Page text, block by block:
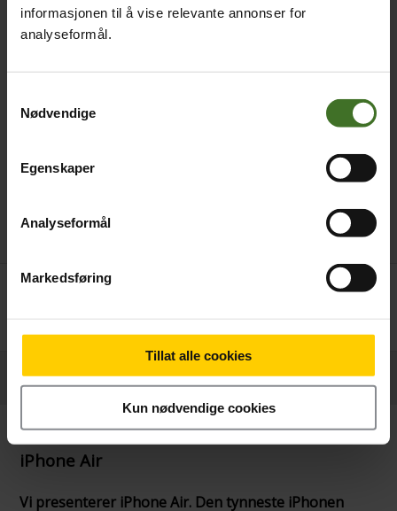
informasjonen til å vise relevante annonser for
analyseformål.
Nødvendige
Egenskaper
Analyseformål
Markedsføring
Tillat alle cookies
Kun nødvendige cookies
Månedlig pris Betal nå
Produktinformasjon
iPhone Air
Vi presenterer iPhone Air. Den tynneste iPhonen